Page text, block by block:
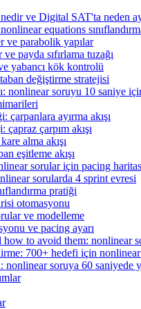
ve Digital SAT'ta neden
equations
ve parabolik yapılar
payda sıfırlama tuzağı
yabancı kök kontrolü
değiştirme stratejisi
nonlinear soruyu 10 saniye
çarpanlara ayırma akışı
çarpım akışı
alma akışı
eşitleme akışı
sorular için pacing
sorularda 4 sprint evresi
pratiği
otomasyonu
ve modelleme
ve pacing ayarı
to avoid them: nonlinear
700+ hedefi için nonlinear
nonlinear soruya 60 saniyede